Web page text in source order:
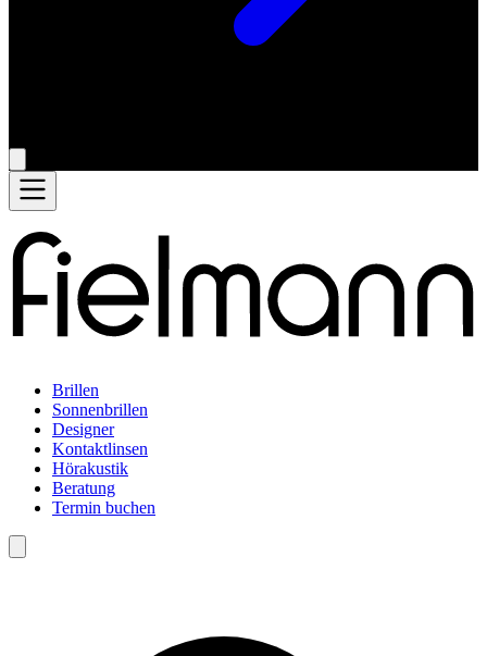
Brillen
Sonnenbrillen
Designer
Kontaktlinsen
Hörakustik
Beratung
Termin buchen